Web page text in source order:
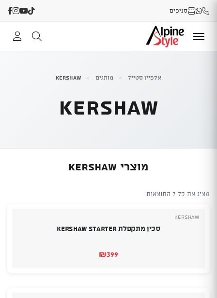
סניפים
אלפיין סטייל > מותגים >
Kershaw
Kershaw
מוצרי Kershaw
מציג את כל 7 התוצאות
Kershaw
סכין מתקפלת KERSHAW STARTER
₪399